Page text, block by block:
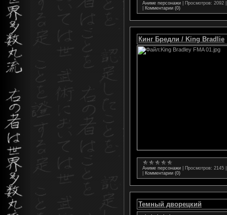
Аниме персонажи Просмотров: 2092
Комментарии (0)
Кинг Бредли / King Bradlie
Аниме персонажи Просмотров: 2145
Комментарии (0)
Темный дворецкий